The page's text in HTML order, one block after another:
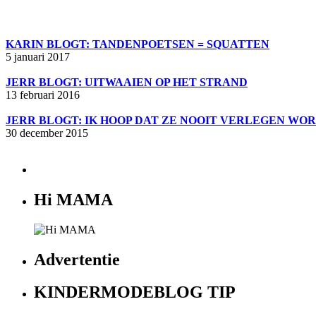
KARIN BLOGT: TANDENPOETSEN = SQUATTEN
5 januari 2017
JERR BLOGT: UITWAAIEN OP HET STRAND
13 februari 2016
JERR BLOGT: IK HOOP DAT ZE NOOIT VERLEGEN
30 december 2015
Hi MAMA
Advertentie
KINDERMODEBLOG TIP